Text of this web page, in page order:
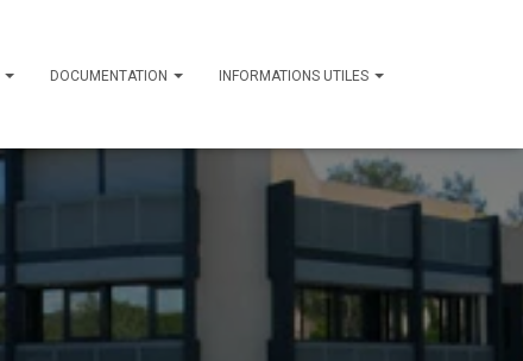
DOCUMENTATION INFORMATIONS UTILES